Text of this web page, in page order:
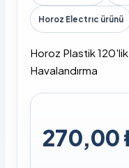
Horoz Electrıc ürünü
Horoz Plastik
Havalandırma
270,00